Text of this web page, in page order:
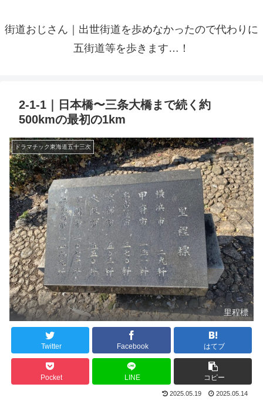
街道おじさん｜出世街道を歩めなかったので代わりに
五街道等を歩きます…！
2-1-1｜日本橋〜三条大橋まで続く約
500kmの最初の1km
ドラマチック東海道五十三次
里程標
Twitter Facebook はてブ
Pocket LINE コピー
2025.05.19 2025.05.14